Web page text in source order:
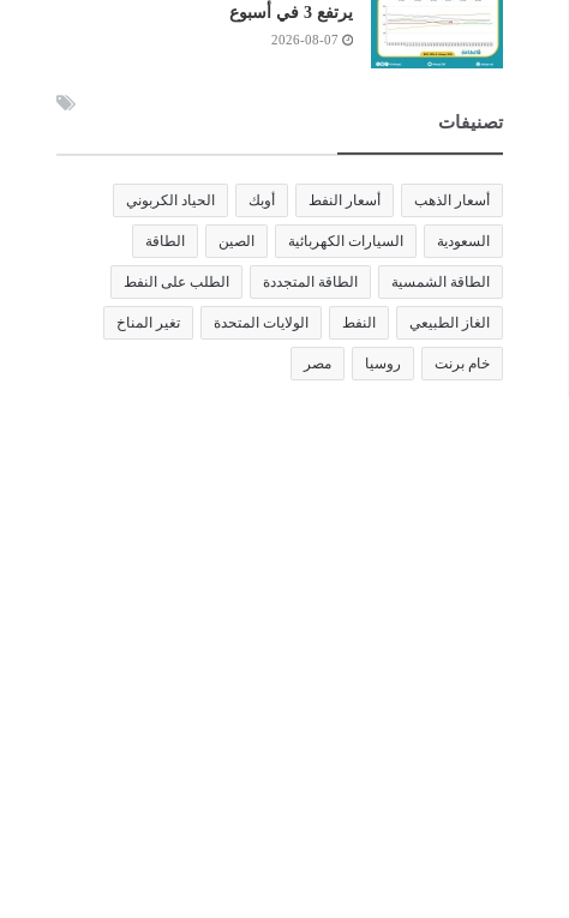
يرتفع 3 في أسبوع
2026-08-07
تصنيفات
أسعار الذهب أسعار النفط أوبك الحياد الكربوني
السعودية السيارات الكهربائية الصين الطاقة
الطاقة الشمسية الطاقة المتجددة الطلب على النفط
الغاز الطبيعي النفط الولايات المتحدة تغير المناخ
خام برنت روسيا مصر